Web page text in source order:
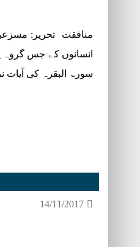
منافقت تحریر:
انسانوں کے جس گروہ
سورۃ البقرہ کی آیات نمبر8تا16میں اللہ
14/11/2017